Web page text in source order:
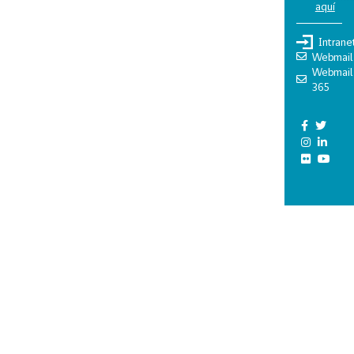
aquí
Webmail
Webmail
365